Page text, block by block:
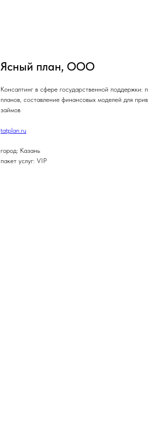
Ясный план, ООО
Консалтинг в сфере государственной поддержки:
планов, составление финансовых моделей для
займов
tatplan.ru
город: Казань
пакет услуг: VIP